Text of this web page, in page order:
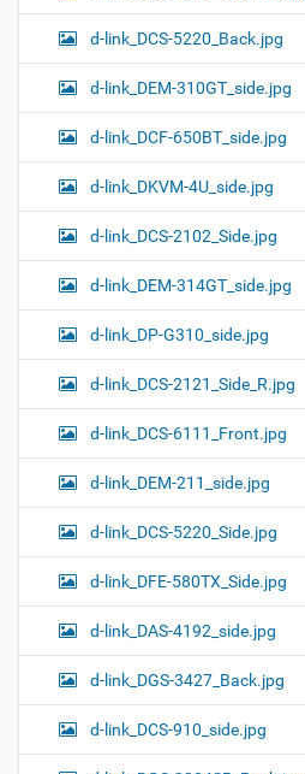
d-link_DCS-5220_Back.jpg
d-link_DEM-310GT_side.jpg
d-link_DCF-650BT_side.jpg
d-link_DKVM-4U_side.jpg
d-link_DCS-2102_Side.jpg
d-link_DEM-314GT_side.jpg
d-link_DP-G310_side.jpg
d-link_DCS-2121_Side_R.jpg
d-link_DCS-6111_Front.jpg
d-link_DEM-211_side.jpg
d-link_DCS-5220_Side.jpg
d-link_DFE-580TX_Side.jpg
d-link_DAS-4192_side.jpg
d-link_DGS-3427_Back.jpg
d-link_DCS-910_side.jpg